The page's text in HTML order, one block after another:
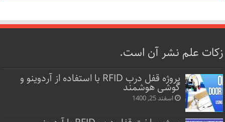
زکات علم نشر آن است.
پروژه قفل‌ درب RFID با استفاده از آردوینو و
گوشی هوشمند
اسفند 25, 1400